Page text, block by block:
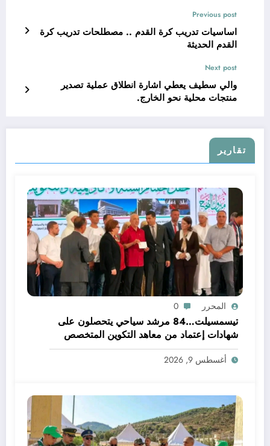
Previous post
اساسيات تدريب كرة القدم .. مصطلحات تدريب كرة
القدم الحديثة
Next post
والي سطيف يعطي اشارة انطلاق عملية تصدير
منتجات محلية نحو الخارج.
تقارير
المحرر 0
تيسمسيلت…84 مرشد سياحي يتحصلون على
شهادات إعتماد من معاهد التكوين المتخصص
أغسطس 9, 2026